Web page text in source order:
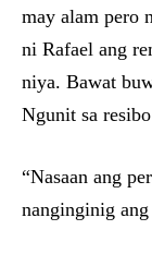
may alam pero
ni Rafael ang
niya. Bawat
Ngunit sa
“Nasaan ang
nanginginig ang